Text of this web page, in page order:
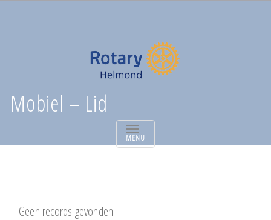
TOGGLE
NAVIGATION
Mobiel – Lid
Geen records gevonden.